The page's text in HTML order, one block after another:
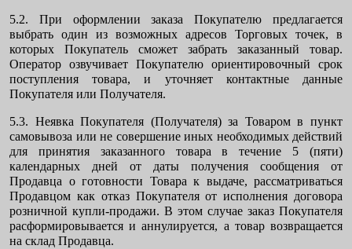
5.2. При оформлении заказа Покупателю предлагается
выбрать один из возможных адресов Торговых точек, в
которых Покупатель сможет забрать заказанный товар.
Оператор озвучивает Покупателю ориентировочный срок
поступления товара, и уточняет контактные данные
Покупателя или Получателя.
5.3. Неявка Покупателя (Получателя) за Товаром в пункт
самовывоза или не совершение иных необходимых действий
для принятия заказанного товара в течение 5 (пяти)
календарных дней от даты получения сообщения от
Продавца о готовности Товара к выдаче, рассматриваться
Продавцом как отказ Покупателя от исполнения договора
розничной купли-продажи. В этом случае заказ Покупателя
расформировывается и аннулируется, а товар возвращается
на склад Продавца.